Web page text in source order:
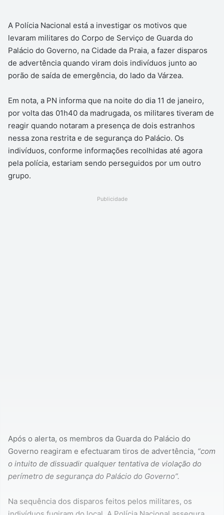
A Polícia Nacional está a investigar os motivos que
levaram militares do Corpo de Serviço de Guarda do
Palácio do Governo, na Cidade da Praia, a fazer disparos
de advertência quando viram dois indivíduos junto ao
porão de saída de emergência, do lado da Várzea.
Em nota, a PN informa que na noite do dia 11 de janeiro,
por volta das 01h40 da madrugada, os militares tiveram de
reagir quando notaram a presença de dois estranhos
nessa zona restrita e de segurança do Palácio. Os
indivíduos, conforme informações recolhidas até agora
pela polícia, estariam sendo perseguidos por um outro
grupo.
Publicidade
Após o alerta, os membros da Guarda do Palácio do
Governo reagiram e efectuaram tiros de advertência, “com
o intuito de dissuadir qualquer tentativa de violação do
perímetro de segurança do Palácio do Governo”.
Na sequência dos disparos feitos pelos militares, os